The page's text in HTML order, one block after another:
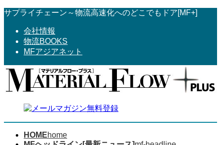
コ
へ
ス
ナ
ョ
ン
サプライチェーン～物流高速化へのどこでもドア[MF+]
会社情報
物流BOOKS
MFアジアネット
HOMEhome